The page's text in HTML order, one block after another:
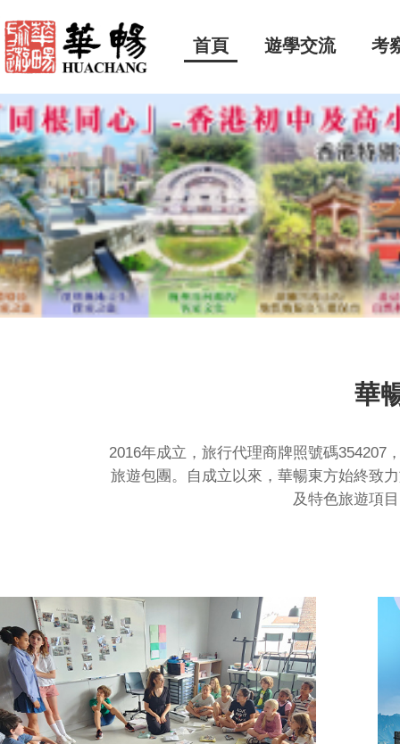
首頁 遊學交流 考
華
2016年成立，旅行代理商牌照號碼354207
旅遊包團。自成立以來，華暢東方始終致
及特色旅遊項